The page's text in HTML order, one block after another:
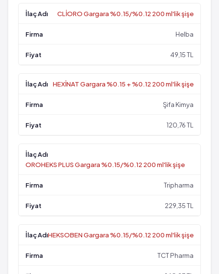
CLİORO Gargara %0.15/%0.12 200 ml'lik şişe
Helba
49,15 TL
HEXİNAT Gargara %0.15 + %0.12 200 ml'lik şişe
Şifa Kimya
120,76 TL
OROHEKS PLUS Gargara %0.15/%0.12 200 ml'lik şişe
Tripharma
229,35 TL
HEKSOBEN Gargara %0.15/%0.12 200 ml'lik şişe
TCT Pharma